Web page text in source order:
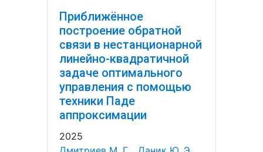
Приближённое
построение обратной
связи в нестанционарной
линейно-квадратичной
задаче оптимального
управления с помощью
техники Паде
аппроксимации
2025